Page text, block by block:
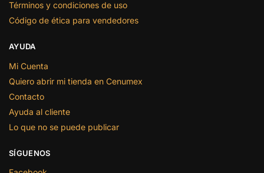
Términos y condiciones de uso
Código de ética para vendedores
AYUDA
Mi Cuenta
Quiero abrir mi tienda en Cenumex
Contacto
Ayuda al cliente
Lo que no se puede publicar
SÍGUENOS